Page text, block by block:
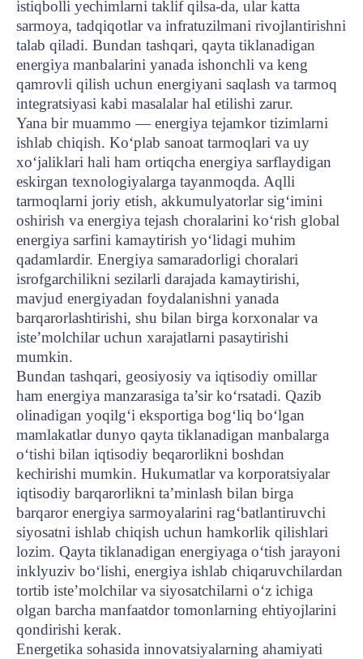
istiqbolli yechimlarni taklif qilsa-da, ular katta
sarmoya, tadqiqotlar va infratuzilmani rivojlantirishni
talab qiladi. Bundan tashqari, qayta tiklanadigan
energiya manbalarini yanada ishonchli va keng
qamrovli qilish uchun energiyani saqlash va tarmoq
integratsiyasi kabi masalalar hal etilishi zarur.
Yana bir muammo — energiya tejamkor tizimlarni
ishlab chiqish. Ko‘plab sanoat tarmoqlari va uy
xo‘jaliklari hali ham ortiqcha energiya sarflaydigan
eskirgan texnologiyalarga tayanmoqda. Aqlli
tarmoqlarni joriy etish, akkumulyatorlar sig‘imini
oshirish va energiya tejash choralarini ko‘rish global
energiya sarfini kamaytirish yo‘lidagi muhim
qadamlardir. Energiya samaradorligi choralari
isrofgarchilikni sezilarli darajada kamaytirishi,
mavjud energiyadan foydalanishni yanada
barqarorlashtirishi, shu bilan birga korxonalar va
iste’molchilar uchun xarajatlarni pasaytirishi
mumkin.
Bundan tashqari, geosiyosiy va iqtisodiy omillar
ham energiya manzarasiga ta’sir ko‘rsatadi. Qazib
olinadigan yoqilg‘i eksportiga bog‘liq bo‘lgan
mamlakatlar dunyo qayta tiklanadigan manbalarga
o‘tishi bilan iqtisodiy beqarorlikni boshdan
kechirishi mumkin. Hukumatlar va korporatsiyalar
iqtisodiy barqarorlikni ta’minlash bilan birga
barqaror energiya sarmoyalarini rag‘batlantiruvchi
siyosatni ishlab chiqish uchun hamkorlik qilishlari
lozim. Qayta tiklanadigan energiyaga o‘tish jarayoni
inklyuziv bo‘lishi, energiya ishlab chiqaruvchilardan
tortib iste’molchilar va siyosatchilarni o‘z ichiga
olgan barcha manfaatdor tomonlarning ehtiyojlarini
qondirishi kerak.
Energetika sohasida innovatsiyalarning ahamiyati